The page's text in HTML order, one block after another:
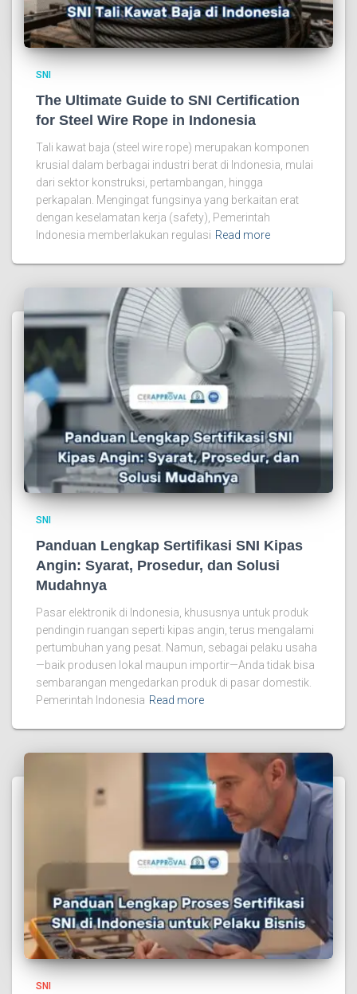
SNI
The Ultimate Guide to SNI Certification
for Steel Wire Rope in Indonesia
Tali kawat baja (steel wire rope) merupakan komponen
krusial dalam berbagai industri berat di Indonesia, mulai
dari sektor konstruksi, pertambangan, hingga
perkapalan. Mengingat fungsinya yang berkaitan erat
dengan keselamatan kerja (safety), Pemerintah
Indonesia memberlakukan regulasi Read more
SNI
Panduan Lengkap Sertifikasi SNI Kipas
Angin: Syarat, Prosedur, dan Solusi
Mudahnya
Pasar elektronik di Indonesia, khususnya untuk produk
pendingin ruangan seperti kipas angin, terus mengalami
pertumbuhan yang pesat. Namun, sebagai pelaku usaha
—baik produsen lokal maupun importir—Anda tidak bisa
sembarangan mengedarkan produk di pasar domestik.
Pemerintah Indonesia Read more
SNI